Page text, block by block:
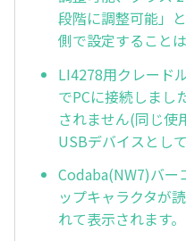
段階に調整可能」
側で設定すること
LI4278用クレード
でPCに接続しまし
されません(同じ使
USBデバイスとし
Codaba(NW7)バー
ップキャラクタが
れて表示されます。